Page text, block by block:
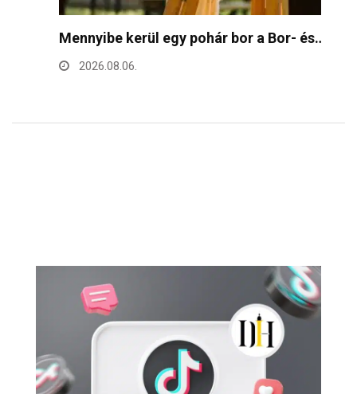
Mennyibe kerül egy pohár bor a Bor- és…
2026.08.06.